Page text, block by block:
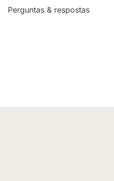
Perguntas & respostas